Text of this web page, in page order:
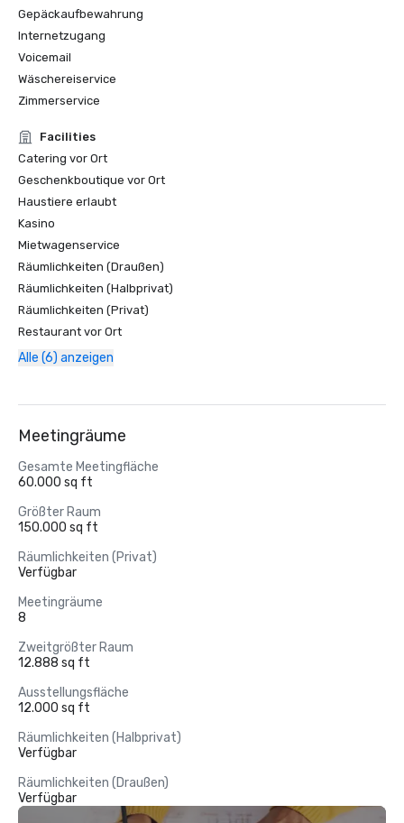
Gepäckaufbewahrung
Internetzugang
Voicemail
Wäschereiservice
Zimmerservice
Facilities
Catering vor Ort
Geschenkboutique vor Ort
Haustiere erlaubt
Kasino
Mietwagenservice
Räumlichkeiten (Draußen)
Räumlichkeiten (Halbprivat)
Räumlichkeiten (Privat)
Restaurant vor Ort
Alle (6) anzeigen
Meetingräume
Gesamte Meetingfläche
60.000 sq ft
Größter Raum
150.000 sq ft
Räumlichkeiten (Privat)
Verfügbar
Meetingräume
8
Zweitgrößter Raum
12.888 sq ft
Ausstellungsfläche
12.000 sq ft
Räumlichkeiten (Halbprivat)
Verfügbar
Räumlichkeiten (Draußen)
Verfügbar